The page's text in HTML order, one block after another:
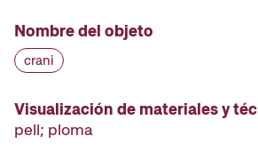
Nombre del objeto
crani
Visualización de materiales y
pell; ploma